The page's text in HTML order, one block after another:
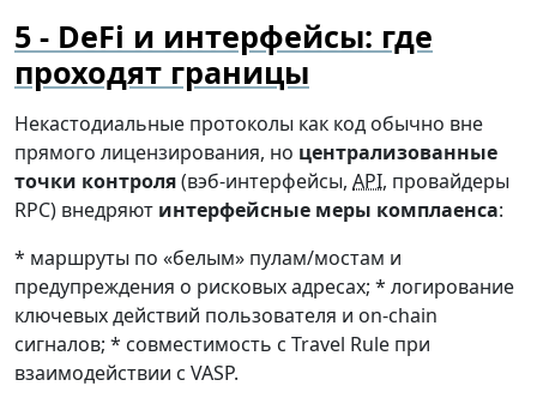
DeFi и интерфейсы: где
проходят границы
Некастодиальные протоколы как код обычно вне
прямого лицензирования, но централизованные
точки контроля(вэб-интерфейсы, API, провайдеры
RPC) внедряют интерфейсные меры комплаенса:
* маршруты по «белым» пулам/мостам и
предупреждения о рисковых адресах; * логирование
ключевых действий пользователя и on-chain
сигналов; * совместимость с Travel Rule при
взаимодействии с VASP.